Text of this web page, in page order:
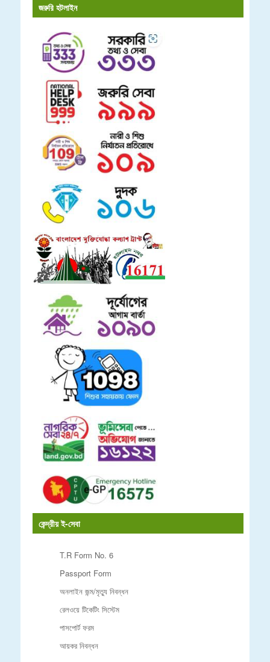
জরুরি হটলাইন
কেন্দ্রীয় ই-সেবা
T.R Form No. 6
Passport Form
অনলাইন জন্ম/মৃত্যু নিবন্ধন
রেলওয়ে টিকেটিং সিস্টেম
পাসপোর্ট ফরম
আয়কর নিবন্ধন